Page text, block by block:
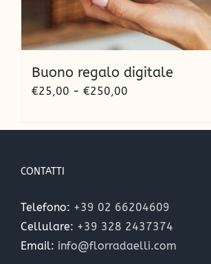
Buono regalo digitale
€25,00 - €250,00
prezzo:
€250,00
CONTATTI
Telefono: +39 02 66204609
Cellulare: +39 328 2437374
Email: info@florradaelli.com